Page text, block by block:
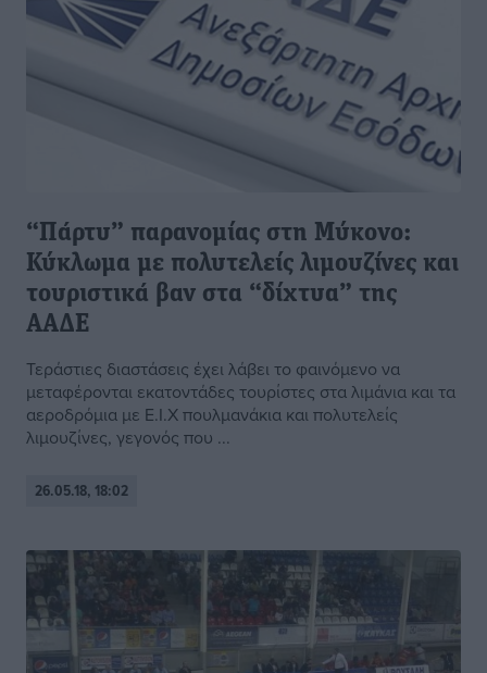
“Πάρτυ” παρανομίας στη Μύκονο:
Κύκλωμα με πολυτελείς λιμουζίνες και
τουριστικά βαν στα “δίχτυα” της
ΑΑΔΕ
Τεράστιες διαστάσεις έχει λάβει το φαινόμενο να
μεταφέρονται εκατοντάδες τουρίστες στα λιμάνια και τα
αεροδρόμια με Ε.Ι.Χ πουλμανάκια και πολυτελείς
λιμουζίνες, γεγονός που ...
26.05.18, 18:02